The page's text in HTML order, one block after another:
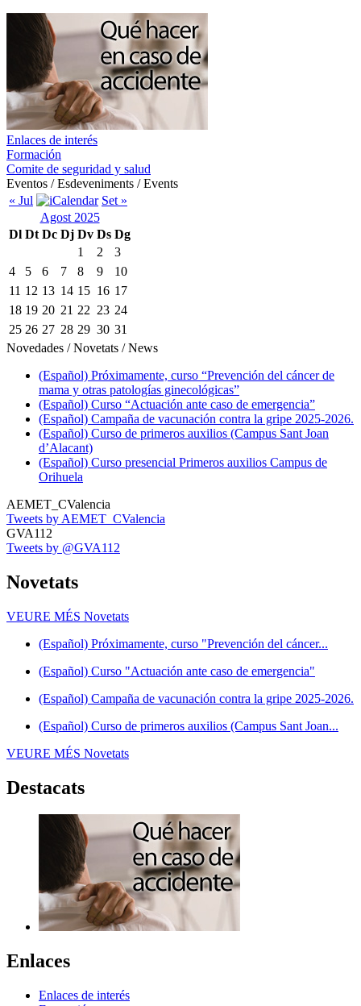
Enlaces de interés
Formación
Comite de seguridad y salud
Eventos / Esdeveniments / Events
« Jul
Set »
Agost 2025
Dl Dt Dc Dj Dv Ds Dg
1
2
3
4
5 6 7 8 9
10
11 12 13 14 15 16 17
18 19 20 21 22 23 24
25 26 27 28 29 30 31
Novedades / Novetats / News
(Español) Próximamente, curso “Prevención del cáncer de
mama y otras patologías ginecológicas”
(Español) Curso “Actuación ante caso de emergencia”
(Español) Campaña de vacunación contra la gripe 2025-2026.
(Español) Curso de primeros auxilios (Campus Sant Joan
d’Alacant)
(Español) Curso presencial Primeros auxilios Campus de
Orihuela
AEMET_CValencia
Tweets by AEMET_CValencia
GVA112
Tweets by @GVA112
Novetats
VEURE MÉS Novetats
(Español) Próximamente, curso "Prevención del cáncer...
(Español) Curso "Actuación ante caso de emergencia"
(Español) Campaña de vacunación contra la gripe 2025-2026.
(Español) Curso de primeros auxilios (Campus Sant Joan...
VEURE MÉS Novetats
Destacats
Enlaces
Enlaces de interés